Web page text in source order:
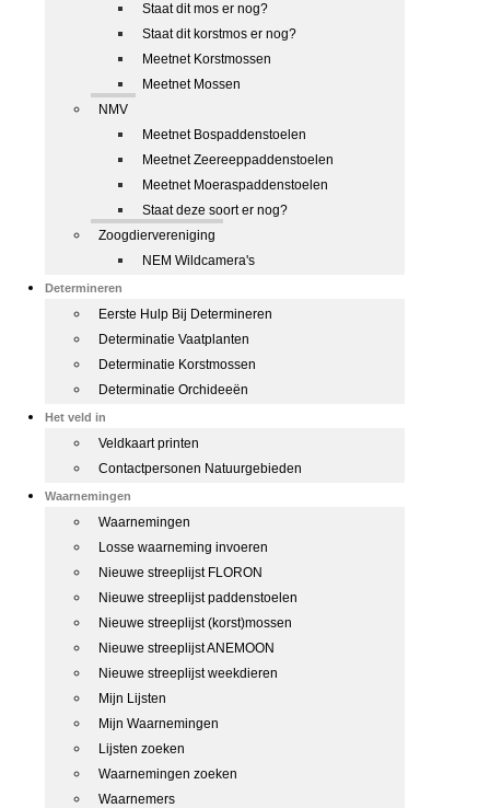
Staat dit mos er nog?
Staat dit korstmos er nog?
Meetnet Korstmossen
Meetnet Mossen
NMV
Meetnet Bospaddenstoelen
Meetnet Zeereeppaddenstoelen
Meetnet Moeraspaddenstoelen
Staat deze soort er nog?
Zoogdiervereniging
NEM Wildcamera's
Determineren
Eerste Hulp Bij Determineren
Determinatie Vaatplanten
Determinatie Korstmossen
Determinatie Orchideeën
Het veld in
Veldkaart printen
Contactpersonen Natuurgebieden
Waarnemingen
Waarnemingen
Losse waarneming invoeren
Nieuwe streeplijst FLORON
Nieuwe streeplijst paddenstoelen
Nieuwe streeplijst (korst)mossen
Nieuwe streeplijst ANEMOON
Nieuwe streeplijst weekdieren
Mijn Lijsten
Mijn Waarnemingen
Lijsten zoeken
Waarnemingen zoeken
Waarnemers